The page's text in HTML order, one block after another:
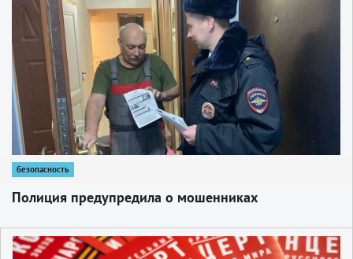
безопасность
Полиция предупредила о мошенниках
1